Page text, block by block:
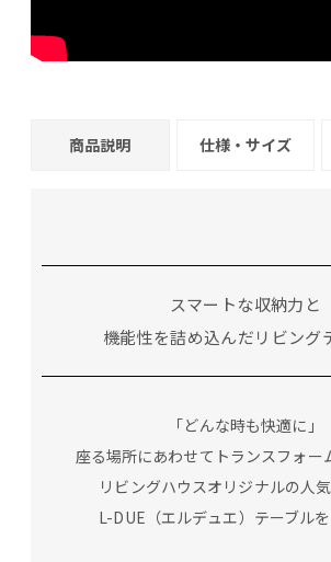
商品説明 仕様・サイズ
スマートな収納力と
機能性を詰め込んだリビング
「どんな時も快適に」
座る場所にあわせてトランスフォー
リビングハウスオリジナルの人
L-DUE（エルデュエ）テーブルを